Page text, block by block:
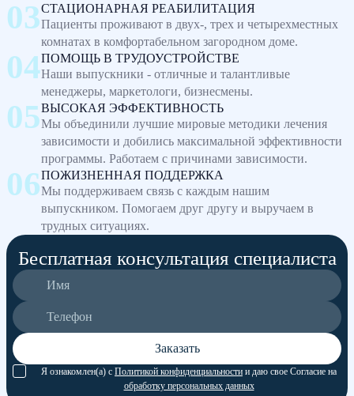
СТАЦИОНАРНАЯ РЕАБИЛИТАЦИЯ
Пациенты проживают в двух-, трех и четырехместных
комнатах в комфортабельном загородном доме.
ПОМОЩЬ В ТРУДОУСТРОЙСТВЕ
Наши выпускники - отличные и талантливые
менеджеры, маркетологи, бизнесмены.
ВЫСОКАЯ ЭФФЕКТИВНОСТЬ
Мы объединили лучшие мировые методики лечения
зависимости и добились максимальной эффективности
программы. Работаем с причинами зависимости.
ПОЖИЗНЕННАЯ ПОДДЕРЖКА
Мы поддерживаем связь с каждым нашим
выпускником. Помогаем друг другу и выручаем в
трудных ситуациях.
Бесплатная консультация специалиста
Заказать
Я ознакомлен(а) с Политикой конфиденциальности и даю свое Согласие на
обработку персональных данных